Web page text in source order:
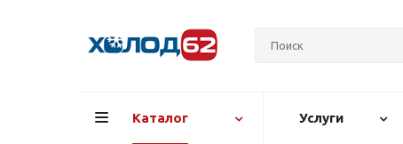
Каталог Услуги